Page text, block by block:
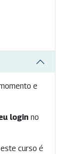
e
login no
curso é